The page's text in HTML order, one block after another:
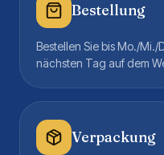
Bestellung
Bestellen Sie bis Mo./Mi./
nächsten Tag auf dem
Verpackung